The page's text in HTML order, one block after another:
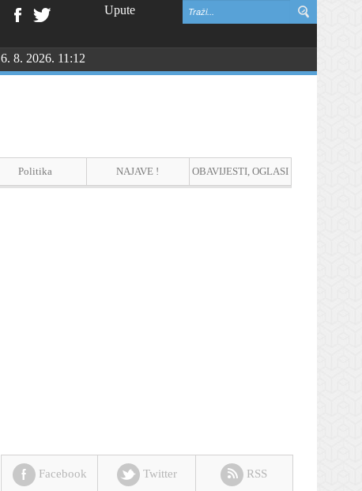
Upute
6. 8. 2026. 11:12
Politika NAJAVE ! OBAVIJESTI, OGLASI
Facebook Twitter RSS